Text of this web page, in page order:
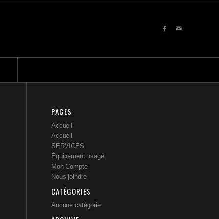
PAGES
Accueil
Accueil
SERVICES
Équipement usagé
Mon Compte
Nous joindre
CATÉGORIES
Aucune catégorie